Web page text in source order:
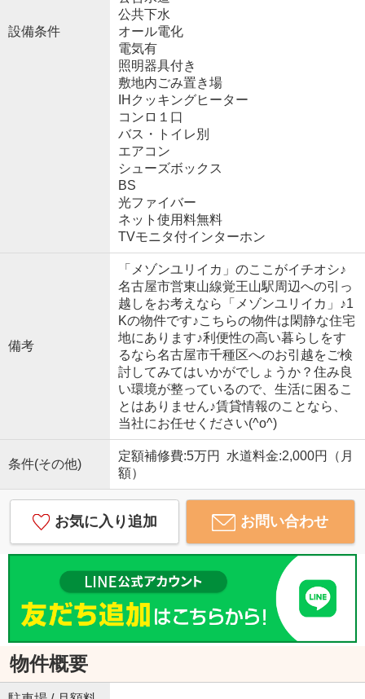
設備条件
公共下水
オール電化
電気有
照明器具付き
敷地内ごみ置き場
IHクッキングヒーター
コンロ１口
バス・トイレ別
エアコン
シューズボックス
BS
光ファイバー
ネット使用料無料
TVモニタ付インターホン
備考
「メゾンユリイカ」のここがイチオシ♪
名古屋市営東山線覚王山駅周辺への引っ
越しをお考えなら「メゾンユリイカ」♪1
Kの物件です♪こちらの物件は閑静な住宅
地にあります♪利便性の高い暮らしをす
るなら名古屋市千種区へのお引越をご検
討してみてはいかがでしょうか？住み良
い環境が整っているので、生活に困るこ
とはありません♪賃貸情報のことなら、
当社にお任せください(^o^)
条件(その他)
定額補修費:5万円 水道料金:2,000円（月
額）
お気に入り追加 お問い合わせ
物件概要